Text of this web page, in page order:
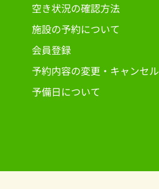
空き状況の確認方法
施設の予約について
会員登録
予約内容の変更・キャンセル
予備日について